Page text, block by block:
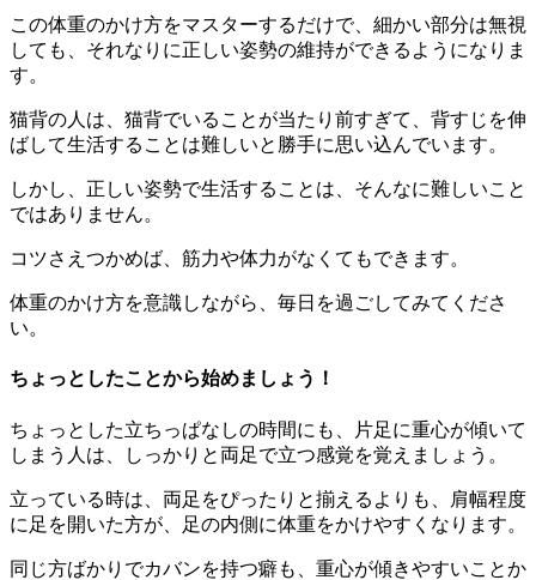
この体重のかけ方をマスターするだけで、細かい部分は無視
しても、それなりに正しい姿勢の維持ができるようになりま
す。
猫背の人は、猫背でいることが当たり前すぎて、背すじを伸
ばして生活することは難しいと勝手に思い込んでいます。
しかし、正しい姿勢で生活することは、そんなに難しいこと
ではありません。
コツさえつかめば、筋力や体力がなくてもできます。
体重のかけ方を意識しながら、毎日を過ごしてみてくださ
い。
ちょっとしたことから始めましょう！
ちょっとした立ちっぱなしの時間にも、片足に重心が傾いて
しまう人は、しっかりと両足で立つ感覚を覚えましょう。
立っている時は、両足をぴったりと揃えるよりも、肩幅程度
に足を開いた方が、足の内側に体重をかけやすくなります。
同じ方ばかりでカバンを持つ癖も、重心が傾きやすいことか